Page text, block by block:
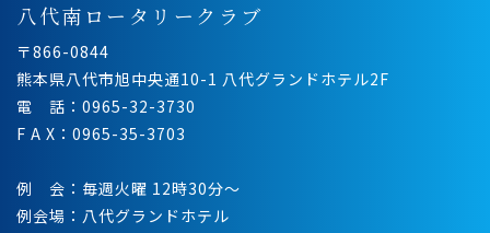
八代南ロータリークラブ
〒866-0844
熊本県八代市旭中央通10-1 八代グランドホテル2F
電 話：0965-32-3730
F A X：0965-35-3703
例 会：毎週火曜 12時30分〜
例会場：八代グランドホテル